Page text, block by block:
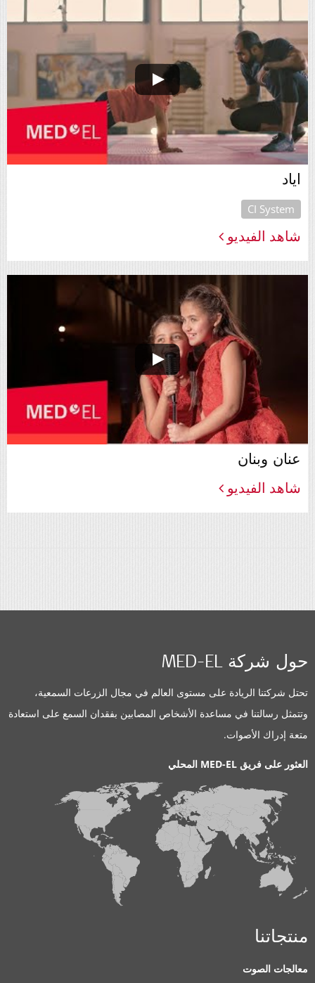
اياد
CI System
شاهد الفيديو
عنان وبنان
شاهد الفيديو
حول شركة MED-EL
تحتل شركتنا الريادة على مستوى العالم في مجال الزرعات السمعية،
وتتمثل رسالتنا في مساعدة الأشخاص المصابين بفقدان السمع على استعادة
متعة إدراك الأصوات.
العثور على فريق MED-EL المحلي
منتجاتنا
معالجات الصوت